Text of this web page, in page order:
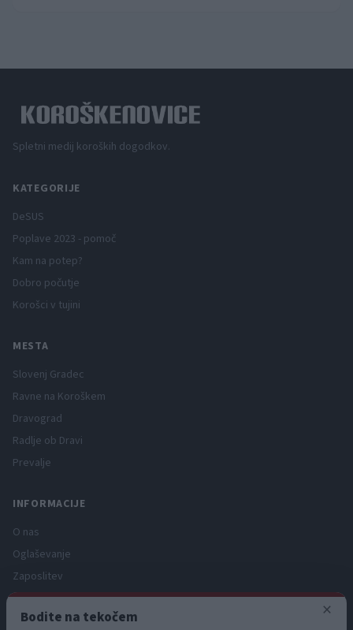
Spletni medij koroških dogodkov.
KATEGORIJE
DeSUS
Poplave 2023 - pomoč
Kam na potep?
Dobro počutje
Korošci v tujini
MESTA
Slovenj Gradec
Ravne na Koroškem
Dravograd
Radlje ob Dravi
Prevalje
INFORMACIJE
O nas
Oglaševanje
Zaposlitev
Pravno obvestilo
Zasebnost in piškotki
×
Bodite na tekočem